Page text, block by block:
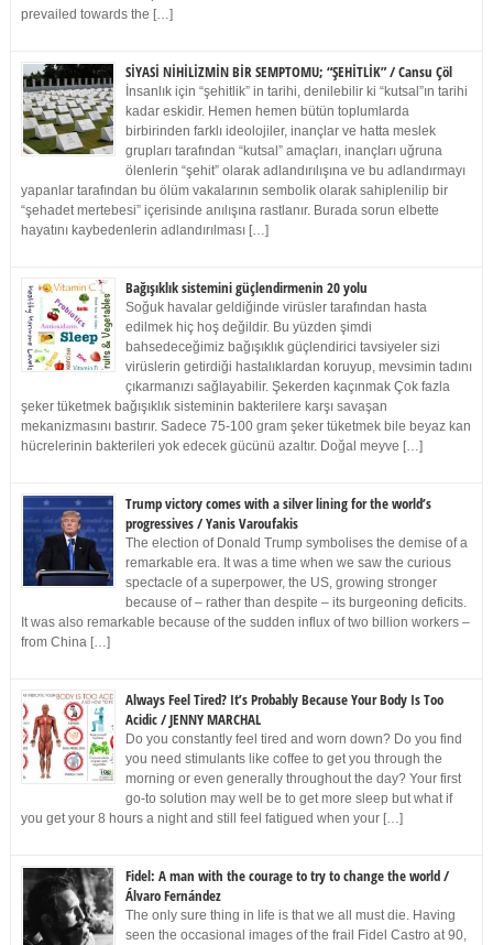
prevailed towards the […]
SİYASİ NİHİLİZMİN BİR SEMPTOMU; “ŞEHİTLİK” / Cansu Çöl
İnsanlık için “şehitlik” in tarihi, denilebilir ki “kutsal”ın tarihi
kadar eskidir. Hemen hemen bütün toplumlarda
birbirinden farklı ideolojiler, inançlar ve hatta meslek
grupları tarafından “kutsal” amaçları, inançları uğruna
ölenlerin “şehit” olarak adlandırılışına ve bu adlandırmayı
yapanlar tarafından bu ölüm vakalarının sembolik olarak sahiplenilip bir
“şehadet mertebesi” içerisinde anılışına rastlanır. Burada sorun elbette
hayatını kaybedenlerin adlandırılması […]
Bağışıklık sistemini güçlendirmenin 20 yolu
Soğuk havalar geldiğinde virüsler tarafından hasta
edilmek hiç hoş değildir. Bu yüzden şimdi
bahsedeceğimiz bağışıklık güçlendirici tavsiyeler sizi
virüslerin getirdiği hastalıklardan koruyup, mevsimin tadını
çıkarmanızı sağlayabilir. Şekerden kaçınmak Çok fazla
şeker tüketmek bağışıklık sisteminin bakterilere karşı savaşan
mekanizmasını bastırır. Sadece 75-100 gram şeker tüketmek bile beyaz kan
hücrelerinin bakterileri yok edecek gücünü azaltır. Doğal meyve […]
Trump victory comes with a silver lining for the world’s
progressives / Yanis Varoufakis
The election of Donald Trump symbolises the demise of a
remarkable era. It was a time when we saw the curious
spectacle of a superpower, the US, growing stronger
because of – rather than despite – its burgeoning deficits.
It was also remarkable because of the sudden influx of two billion workers –
from China […]
Always Feel Tired? It’s Probably Because Your Body Is Too
Acidic / JENNY MARCHAL
Do you constantly feel tired and worn down? Do you find
you need stimulants like coffee to get you through the
morning or even generally throughout the day? Your first
go-to solution may well be to get more sleep but what if
you get your 8 hours a night and still feel fatigued when your […]
Fidel: A man with the courage to try to change the world /
Álvaro Fernández
The only sure thing in life is that we all must die. Having
seen the occasional images of the frail Fidel Castro at 90,